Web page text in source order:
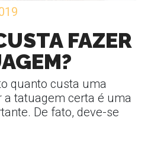
FAZER
quanto custa uma
a tatuagem certa é uma
De fato, deve-se